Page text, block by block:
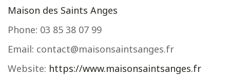
Maison des Saints Anges
Phone: 03 85 38 07 99
Email: contact@maisonsaintsanges.fr
Website: https://www.maisonsaintsanges.fr